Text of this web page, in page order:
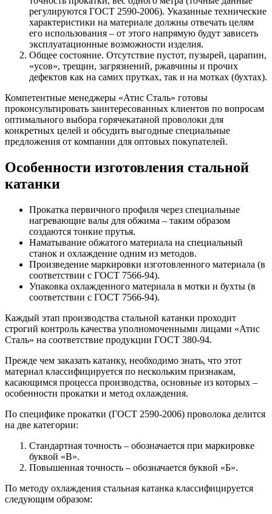
регулируются ГОСТ 2590-2006). Указанные технические
характеристики на материале должны отвечать целям
его использования – от этого напрямую будут зависеть
эксплуатационные возможности изделия.
Общее состояние. Отсутствие пустот, пузырей, царапин,
«усов», трещин, загрязнений, ржавчины и прочих
дефектов как на самих прутках, так и на мотках (бухтах).
Компетентные менеджеры «Атис Сталь» готовы
проконсультировать заинтересованных клиентов по вопросам
оптимального выбора горячекатаной проволоки для
конкретных целей и обсудить выгодные специальные
предложения от компании для оптовых покупателей.
Особенности изготовления стальной
катанки
Прокатка первичного профиля через специальные
нагревающие валы для обжима – таким образом
создаются тонкие прутья.
Наматывание обжатого материала на специальный
станок и охлаждение одним из методов.
Произведение маркировки изготовленного материала (в
соответствии с ГОСТ 7566-94).
Упаковка охлажденного материала в мотки и бухты (в
соответствии с ГОСТ 7566-94).
Каждый этап производства стальной катанки проходит
строгий контроль качества уполномоченными лицами «Атис
Сталь» на соответствие продукции ГОСТ 380-94.
Прежде чем заказать катанку, необходимо знать, что этот
материал классифицируется по нескольким признакам,
касающимся процесса производства, основные из которых –
особенности прокатки и метод охлаждения.
По специфике прокатки (ГОСТ 2590-2006) проволока делится
на две категории:
Стандартная точность – обозначается при маркировке
буквой «В».
Повышенная точность – обозначается буквой «Б».
По методу охлаждения стальная катанка классифицируется
следующим образом: